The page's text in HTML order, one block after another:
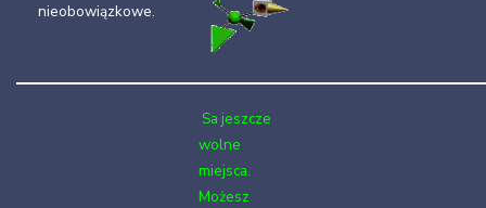
nieobowiązkowe.
Sa jeszcze
wolne
miejsca.
Możesz